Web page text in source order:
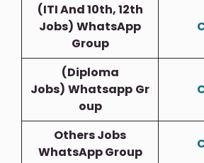
(ITI And 10th, 12th
Jobs) WhatsApp
Group
(Diploma
Jobs) Whatsapp Gr
Oup
Others Jobs
WhatsApp Group